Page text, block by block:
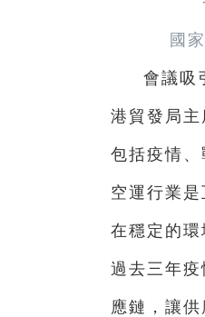
國
會議吸
港貿發局
包括疫情
空運行業
在穩定的
過去三年
應鏈，讓